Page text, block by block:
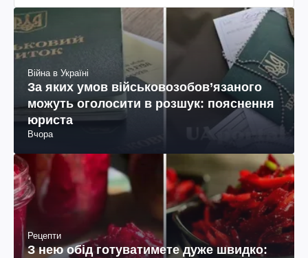
Війна в Україні
За яких умов військовозобов’язаного
можуть оголосити в розшук: пояснення
юриста
Вчора
Рецепти
З нею обід готуватимете дуже швидко: